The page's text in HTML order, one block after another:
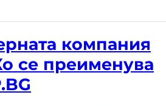
компания
се преименува